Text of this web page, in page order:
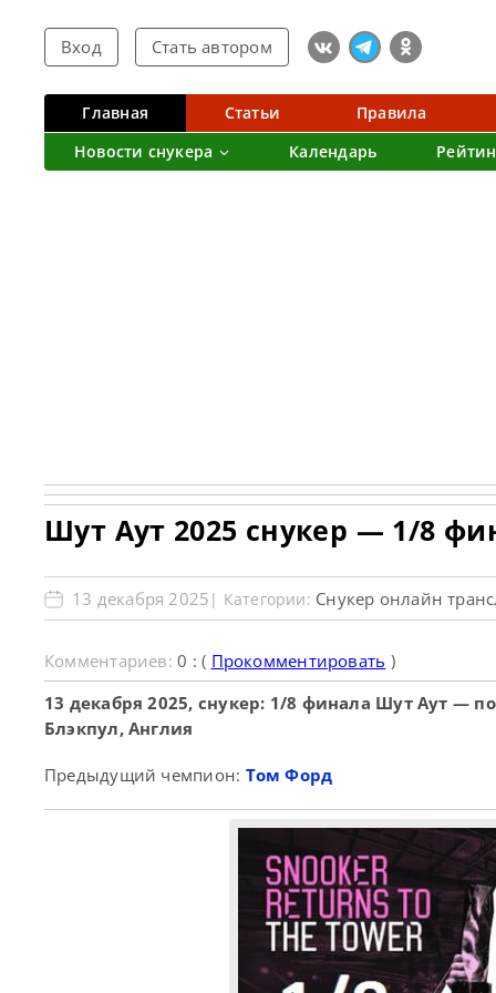
Вход Стать автором
Главная Статьи
Правила
Новости снукера
Календарь
Шут Аут 2025 снукер — 1/8
13 декабря 2025 | Категории: Снукер онлайн
Комментариев:0 : ( Прокомментировать )
13 декабря 2025, снукер: 1/8 финала Шут Аут —
Блэкпул, Англия
Предыдущий чемпион: Том Форд